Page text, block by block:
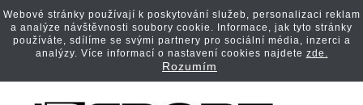
Webové stránky používají k poskytování služeb, personalizaci reklam
a analýze návštěvnosti soubory cookie. Informace, jak tyto stránky
používáte, sdílíme se svými partnery pro sociální média, inzerci a
analýzy. Více informací o nastavení cookies najdete zde.
Rozumím